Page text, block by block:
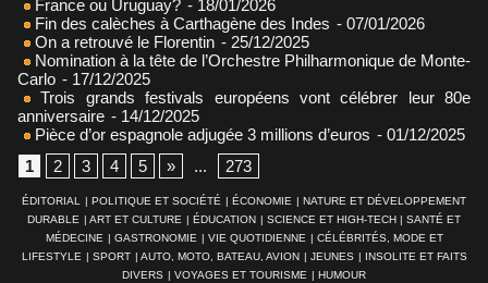
France ou Uruguay? - 18/01/2026
Fin des calèches à Carthagène des Indes - 07/01/2026
On a retrouvé le Florentin - 25/12/2025
Nomination à la tête de l’Orchestre Philharmonique de Monte-
Carlo - 17/12/2025
Trois grands festivals européens vont célébrer leur 80e
anniversaire - 14/12/2025
Pièce d’or espagnole adjugée 3 millions d’euros - 01/12/2025
1
2 3 4 5 » ... 273
ÉDITORIAL | POLITIQUE ET SOCIÉTÉ | ÉCONOMIE | NATURE ET DÉVELOPPEMENT
DURABLE | ART ET CULTURE | ÉDUCATION | SCIENCE ET HIGH-TECH | SANTÉ ET
MÉDECINE | GASTRONOMIE | VIE QUOTIDIENNE | CÉLÉBRITÉS, MODE ET
LIFESTYLE | SPORT | AUTO, MOTO, BATEAU, AVION | JEUNES | INSOLITE ET FAITS
DIVERS | VOYAGES ET TOURISME | HUMOUR